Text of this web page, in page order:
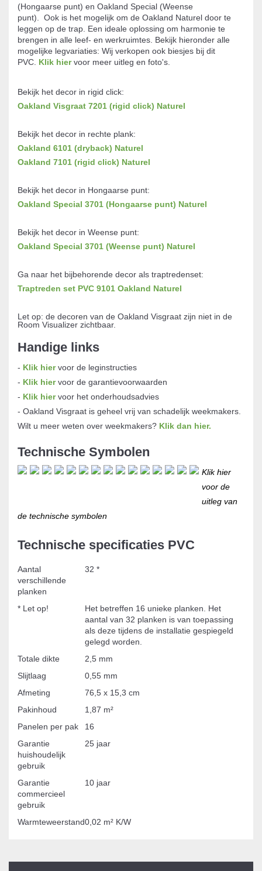
(Hongaarse punt) en Oakland Special (Weense
punt). Ook is het mogelijk om de Oakland Naturel door te
leggen op de trap. Een ideale oplossing om harmonie te
brengen in alle leef- en werkruimtes. Bekijk hieronder alle
mogelijke legvariaties: Wij verkopen ook biesjes bij dit
PVC. Klik hier voor meer uitleg en foto's.
Bekijk het decor in rigid click:
Oakland Visgraat 7201 (rigid click) Naturel
Bekijk het decor in rechte plank:
Oakland 6101 (dryback) Naturel
Oakland 7101 (rigid click) Naturel
Bekijk het decor in Hongaarse punt:
Oakland Special 3701 (Hongaarse punt) Naturel
Bekijk het decor in Weense punt:
Oakland Special 3701 (Weense punt) Naturel
Ga naar het bijbehorende decor als traptredenset:
Traptreden set PVC 9101 Oakland Naturel
Let op: de decoren van de Oakland Visgraat zijn niet in de
Room Visualizer zichtbaar.
Handige links
- Klik hiervoor de leginstructies
- Klik hiervoor de garantievoorwaarden
- Klik hier voor het onderhoudsadvies
- Oakland Visgraat is geheel vrij van schadelijk weekmakers.
Wilt u meer weten over weekmakers? Klik dan hier.
Technische Symbolen
Klik hier
voor de
uitleg van
de technische symbolen
Technische specificaties PVC
Aantal
verschillende
planken
32 *
* Let op!
Het betreffen 16 unieke planken. Het
aantal van 32 planken is van toepassing
als deze tijdens de installatie gespiegeld
gelegd worden.
Totale dikte
2,5 mm
Slijtlaag
0,55 mm
Afmeting
76,5 x 15,3 cm
Pakinhoud
1,87 m²
Panelen per pak
16
Garantie
huishoudelijk
gebruik
25 jaar
Garantie
commercieel
gebruik
10 jaar
Warmteweerstand0,02 m² K/W